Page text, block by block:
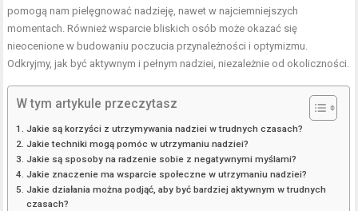
pomogą nam pielęgnować nadzieję, nawet w najciemniejszych
momentach. Również wsparcie bliskich osób może okazać się
nieocenione w budowaniu poczucia przynależności i optymizmu.
Odkryjmy, jak być aktywnym i pełnym nadziei, niezależnie od okoliczności.
W tym artykule przeczytasz
Jakie są korzyści z utrzymywania nadziei w trudnych czasach?
Jakie techniki mogą pomóc w utrzymaniu nadziei?
Jakie są sposoby na radzenie sobie z negatywnymi myślami?
Jakie znaczenie ma wsparcie społeczne w utrzymaniu nadziei?
Jakie działania można podjąć, aby być bardziej aktywnym w trudnych
czasach?